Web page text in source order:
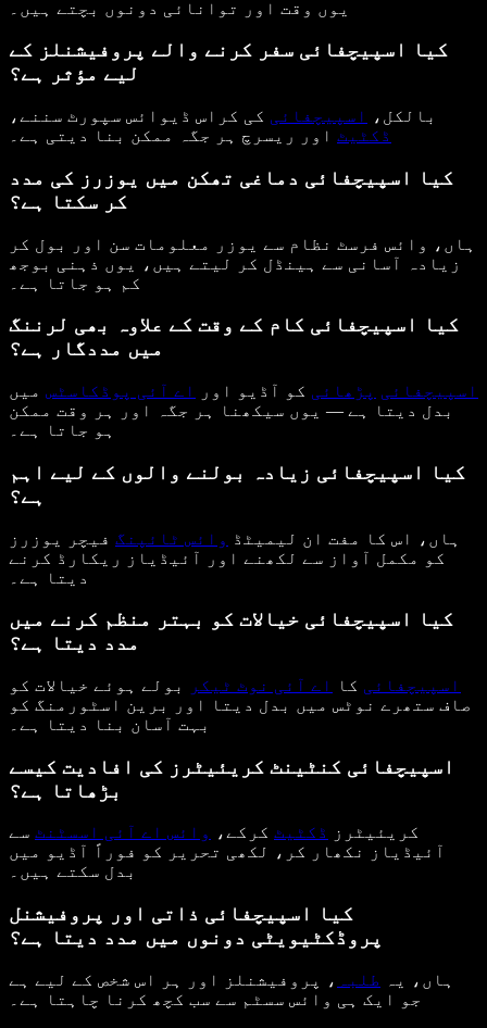
یوں وقت اور توانائی دونوں بچتے ہیں۔
کیا اسپیچفائی سفر کرنے والے پروفیشنلز کے
لیے مؤثر ہے؟
بالکل، اسپیچفائی کی کراس ڈیوائس سپورٹ سننے،
ڈکٹیٹ اور ریسرچ ہر جگہ ممکن بنا دیتی ہے۔
کیا اسپیچفائی دماغی تھکن میں یوزرز کی مدد
کر سکتا ہے؟
ہاں، وائس فرسٹ نظام سے یوزر معلومات سن اور بول کر
زیادہ آسانی سے ہینڈل کر لیتے ہیں، یوں ذہنی بوجھ
کم ہو جاتا ہے۔
کیا اسپیچفائی کام کے وقت کے علاوہ بھی لرننگ
میں مددگار ہے؟
اسپیچفائی پڑھائی کو آڈیو اور اے آئی پوڈکاسٹس میں
بدل دیتا ہے — یوں سیکھنا ہر جگہ اور ہر وقت ممکن
ہو جاتا ہے۔
کیا اسپیچفائی زیادہ بولنے والوں کے لیے اہم
ہے؟
ہاں، اس کا مفت ان لیمیٹڈ وائس ٹائپنگ فیچر یوزرز
کو مکمل آواز سے لکھنے اور آئیڈیاز ریکارڈ کرنے
دیتا ہے۔
کیا اسپیچفائی خیالات کو بہتر منظم کرنے میں
مدد دیتا ہے؟
اسپیچفائی کا اے آئی نوٹ ٹیکر
بولے ہوئے خیالات کو
صاف ستھرے نوٹس میں بدل دیتا اور برین اسٹورمنگ کو
بہت آسان بنا دیتا ہے۔
اسپیچفائی کنٹینٹ کریئیٹرز کی افادیت کیسے
بڑھاتا ہے؟
کریئیٹرز ڈکٹیٹ کرکے، وائس اے آئی اسسٹنٹ سے
آئیڈیاز نکھار کر، لکھی تحریر کو فوراً آڈیو میں
بدل سکتے ہیں۔
کیا اسپیچفائی ذاتی اور پروفیشنل
پروڈکٹیویٹی دونوں میں مدد دیتا ہے؟
ہاں، یہ طلبہ
، پروفیشنلز اور ہر اس شخص کے لیے ہے
جو ایک ہی وائس سسٹم سے سب کچھ کرنا چاہتا ہے۔